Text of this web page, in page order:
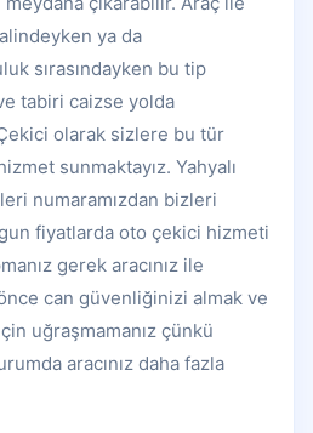
ya da
sırasındayken bu tip
tabiri caizse yolda
olarak sizlere bu tür
sunmaktayız. Yahyalı
numaramızdan bizleri
fiyatlarda oto çekici hizmeti
gerek aracınız ile
can güvenliğinizi almak ve
uğraşmamanız çünkü
aracınız daha fazla